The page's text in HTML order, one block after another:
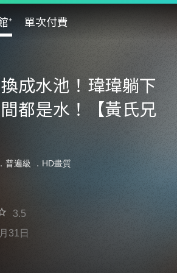
⁺ 單次付費
成水池！瑋瑋躺下
都是水！【黃氏兄
普遍級 ．HD畫質
3.5
31日